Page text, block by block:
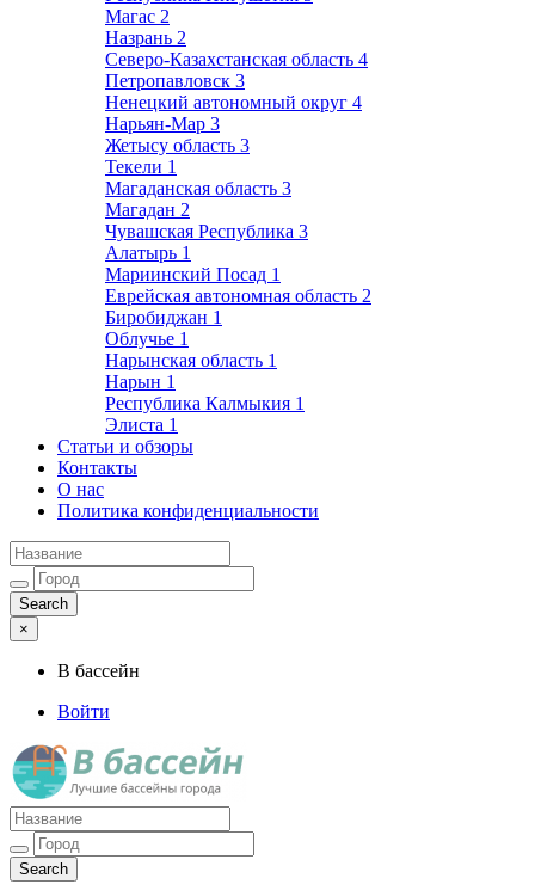
Магас 2
Назрань 2
Северо-Казахстанская область 4
Петропавловск 3
Ненецкий автономный округ 4
Нарьян-Мар 3
Жетысу область 3
Текели 1
Магаданская область 3
Магадан 2
Чувашская Республика 3
Алатырь 1
Мариинский Посад 1
Еврейская автономная область 2
Биробиджан 1
Облучье 1
Нарынская область 1
Нарын 1
Республика Калмыкия 1
Элиста 1
Статьи и обзоры
Контакты
О нас
Политика конфиденциальности
×
В бассейн
Войти
Лучшие бассейны города